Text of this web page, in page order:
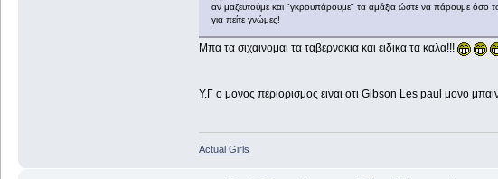
αν μαζευτούμε και "γκρουπάρουμε" τα αμάξια ώστε να πάρουμε όσο
για πείτε γνώμες!
Μπα τα σιχαινομαι τα ταβερνακια και ειδικα τα καλα!!!
Υ.Γ ο μονος περιορισμος ειναι οτι Gibson Les paul μονο
Actual Girls